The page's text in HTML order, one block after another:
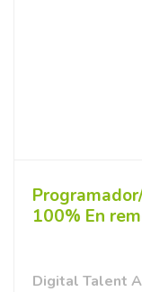
100% En
Digital Talent